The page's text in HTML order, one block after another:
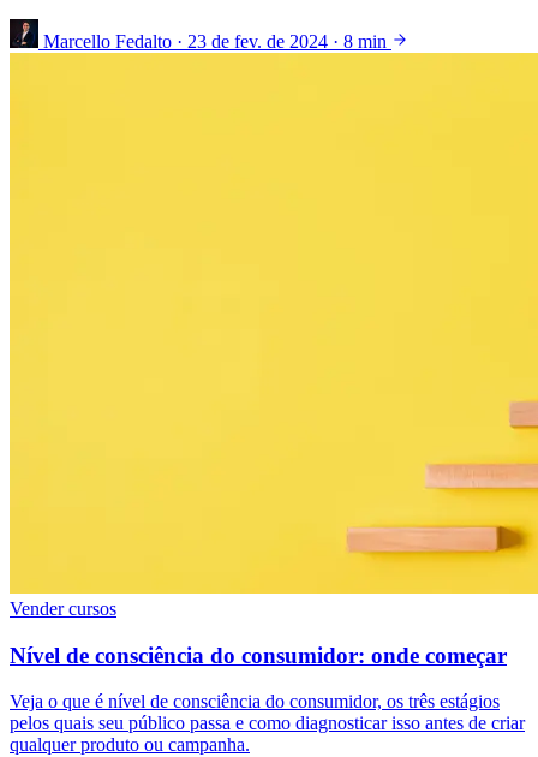
Marcello Fedalto · 23 de fev. de 2024 · 8 min
Vender cursos
Nível de consciência do consumidor: onde começar
Veja o que é nível de consciência do consumidor, os três estágios
pelos quais seu público passa e como diagnosticar isso antes de criar
qualquer produto ou campanha.